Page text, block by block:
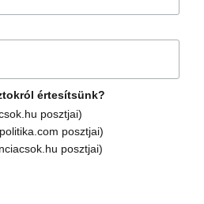
értesítsünk?
posztjai)
posztjai)
posztjai)